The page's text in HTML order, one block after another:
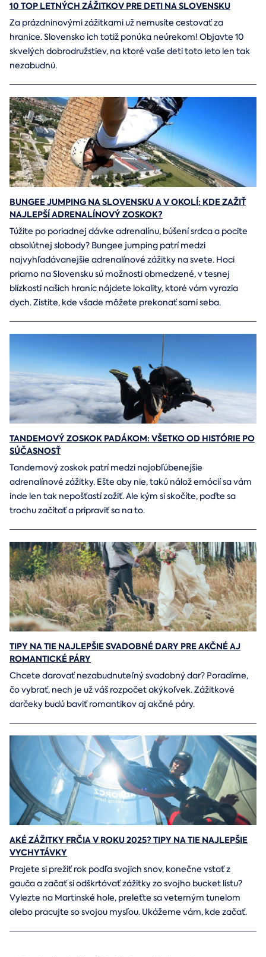
10 TOP LETNÝCH ZÁŽITKOV PRE DETI NA SLOVENSKU
Za prázdninovými zážitkami už nemusíte cestovať za
hranice. Slovensko ich totiž ponúka neúrekom! Objavte 10
skvelých dobrodružstiev, na ktoré vaše deti toto leto len tak
nezabudnú.
BUNGEE JUMPING NA SLOVENSKU A V OKOLÍ: KDE ZAŽIŤ
NAJLEPŠÍ ADRENALÍNOVÝ ZOSKOK?
Túžite po poriadnej dávke adrenalínu, búšení srdca a pocite
absolútnej slobody? Bungee jumping patrí medzi
najvyhľadávanejšie adrenalínové zážitky na svete. Hoci
priamo na Slovensku sú možnosti obmedzené, v tesnej
blízkosti našich hraníc nájdete lokality, ktoré vám vyrazia
dych. Zistite, kde všade môžete prekonať sami seba.
TANDEMOVÝ ZOSKOK PADÁKOM: VŠETKO OD HISTÓRIE PO
SÚČASNOSŤ
Tandemový zoskok patrí medzi najobľúbenejšie
adrenalínové zážitky. Ešte aby nie, takú nálož emócií sa vám
inde len tak nepošťastí zažiť. Ale kým si skočíte, poďte sa
trochu začítať a pripraviť sa na to.
TIPY NA TIE NAJLEPŠIE SVADOBNÉ DARY PRE AKČNÉ AJ
ROMANTICKÉ PÁRY
Chcete darovať nezabudnuteľný svadobný dar? Poradíme,
čo vybrať, nech je už váš rozpočet akýkoľvek. Zážitkové
darčeky budú baviť romantikov aj akčné páry.
AKÉ ZÁŽITKY FRČIA V ROKU 2025? TIPY NA TIE NAJLEPŠIE
VYCHYTÁVKY
Prajete si prežiť rok podľa svojich snov, konečne vstať z
gauča a začať si odškrtávať zážitky zo svojho bucket listu?
Vylezte na Martinské hole, preleťte sa veterným tunelom
alebo pracujte so svojou mysľou. Ukážeme vám, kde začať.